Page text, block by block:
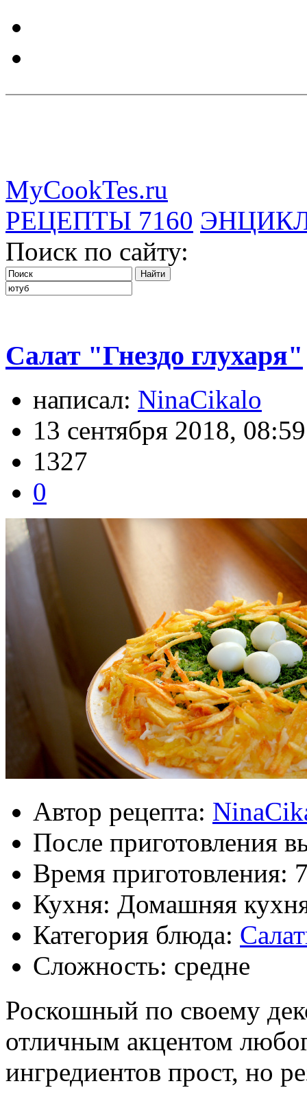
MyCookTes.ru
РЕЦЕПТЫ 7160
Поиск по сайту:
Салат "Гнездо глухаря"
написал: NinaCikalo
13 сентября 2018, 08:59
1327
0
Автор рецепта:
После приготовления
Время приготовления:
Кухня: Домашняя
Категория блюда:
Сложность: средне
Роскошный по своему
отличным акцентом
ингредиентов прост, но